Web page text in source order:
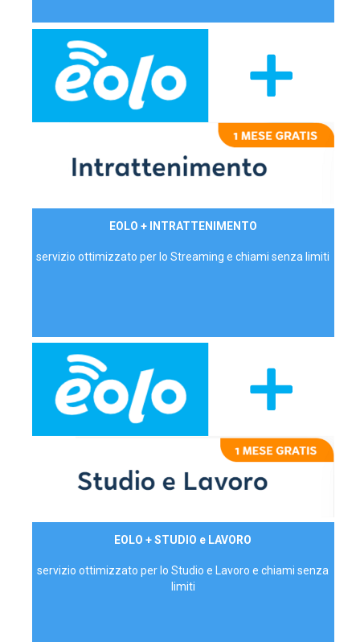
EOLO + INTRATTENIMENTO
servizio ottimizzato per lo Streaming e chiami senza limiti
EOLO + STUDIO e LAVORO
servizio ottimizzato per lo Studio e Lavoro e chiami senza
limiti